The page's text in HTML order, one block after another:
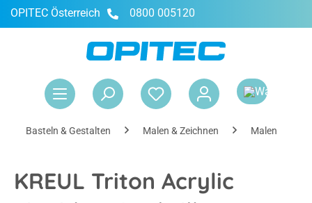
springen
OPITEC Österreich 0800 005120
Basteln & Gestalten Malen & Zeichnen Malen
KREUL Triton Acrylic